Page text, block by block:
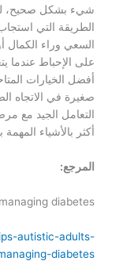
شيء بشكل صحيح،
الطريقة التي
السعي وراء الكمال
على الإحباط عندما
أفضل الخيارات
صغيرة في الاتجاه
التعامل الجيد مع
أكثر بالأشياء
المرجع:
diabetes
autistic-adults-
diabetes